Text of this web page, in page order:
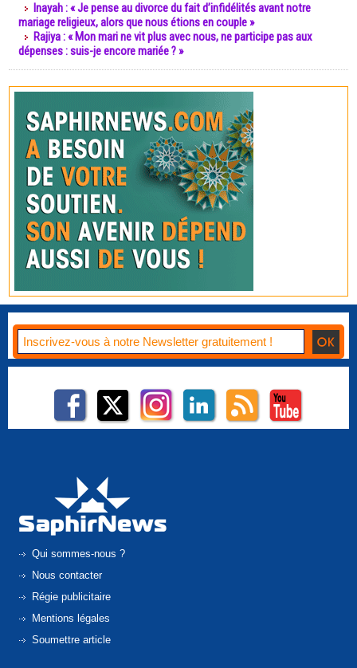
Inayah : « Je pense au divorce du fait d’infidélités avant notre
mariage religieux, alors que nous étions en couple »
Rajiya : « Mon mari ne vit plus avec nous, ne participe pas aux
dépenses : suis-je encore mariée ? »
Qui sommes-nous ?
Nous contacter
Régie publicitaire
Mentions légales
Soumettre article